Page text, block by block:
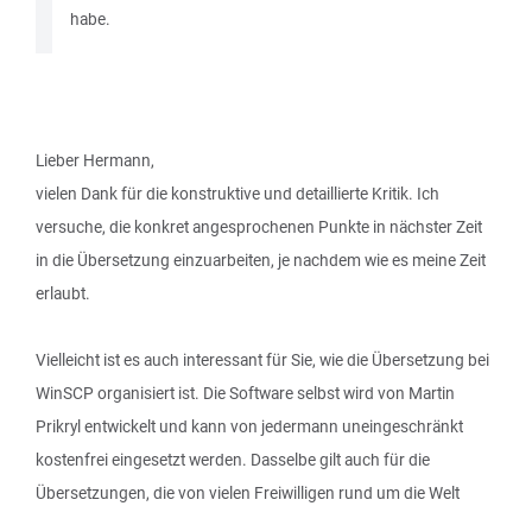
habe.
Lieber Hermann,
vielen Dank für die konstruktive und detaillierte Kritik. Ich
versuche, die konkret angesprochenen Punkte in nächster Zeit
in die Übersetzung einzuarbeiten, je nachdem wie es meine Zeit
erlaubt.
Vielleicht ist es auch interessant für Sie, wie die Übersetzung bei
WinSCP organisiert ist. Die Software selbst wird von Martin
Prikryl entwickelt und kann von jedermann uneingeschränkt
kostenfrei eingesetzt werden. Dasselbe gilt auch für die
Übersetzungen, die von vielen Freiwilligen rund um die Welt